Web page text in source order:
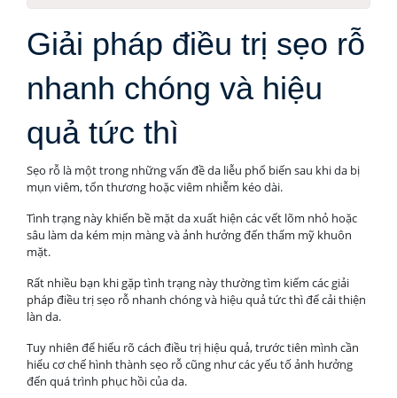
Giải pháp điều trị sẹo rỗ
nhanh chóng và hiệu
quả tức thì
Sẹo rỗ là một trong những vấn đề da liễu phổ biến sau khi da bị
mụn viêm, tổn thương hoặc viêm nhiễm kéo dài.
Tình trạng này khiến bề mặt da xuất hiện các vết lõm nhỏ hoặc
sâu làm da kém mịn màng và ảnh hưởng đến thẩm mỹ khuôn
mặt.
Rất nhiều bạn khi gặp tình trạng này thường tìm kiếm các giải
pháp điều trị sẹo rỗ nhanh chóng và hiệu quả tức thì để cải thiện
làn da.
Tuy nhiên để hiểu rõ cách điều trị hiệu quả, trước tiên mình cần
hiểu cơ chế hình thành sẹo rỗ cũng như các yếu tố ảnh hưởng
đến quá trình phục hồi của da.